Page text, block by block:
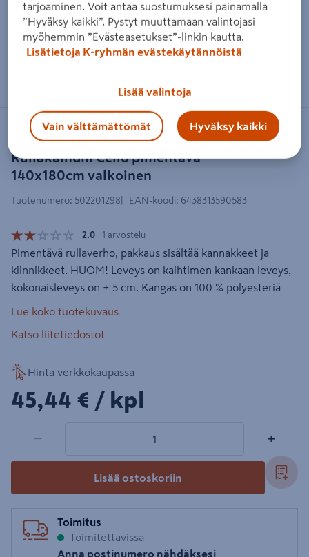
Rullakaihdin Cello pimentävä
140x180cm valkoinen
CELLO
Tuotenumero: 502201298 EAN-koodi: 6438313590583
2.0 1 arvostelu
Pimentävä rullaverho, pakkaus sisältää kannakkeet ja
kiinnikkeet. HUOM! Leveys on kaihtimen kankaan leveys,
kokonaisleveys on + 5 cm. Kangas on 100 % polyesteriä
Lue koko tuotekuvaus
Katso liitetiedostot
Hinta verkkokaupassa
45,44€/kpl
45,44 € / kpl
− +
Lisää ostoskoriin
Toimitus
Toimitettavissa
Anna postinumero nähdäksesi
tarjoaminen. Voit antaa suostumuksesi painamalla
”Hyväksy kaikki”. Pystyt muuttamaan valintojasi
myöhemmin ”Evästeasetukset”-linkin kautta.
Lisätietoja K-ryhmän evästekäytännöistä
Lisää valintoja
Vain välttämättömät Hyväksy kaikki